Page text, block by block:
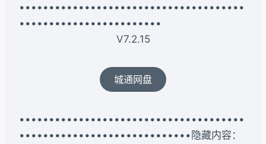
••••••••••••••••••••••••••••••••••••••
••••••••••••••••••••••••
V7.2.15
城通网盘
••••••••••••••••••••••••••••••••••••••
•••••••••••••••••••••••••••••隐藏内容：